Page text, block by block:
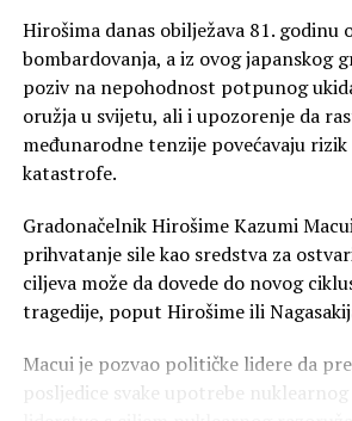
Na meti “turizam radi porođaja”
Posebnu pažnju privukla je uredba
administracija želi da pooštri borbu
strankinje dolaze u SAD prvenstveno
bi njihovo dijete dobilo američko
Miller), jedan od glavnih kreatora
politike, predstavio je novu uredbu
“turizma radi porođaja”.
Međutim, takva praksa već je
viznim pravilima. Američki propisi
odbijanje turističke vize kada
Hirošima danas obilježava 81. godinu
bombardovanja, a iz ovog japanskog
poziv na nepohodnost potpunog
oružja u svijetu, ali i upozorenje da
međunarodne tenzije povećavaju
katastrofe.
Gradonačelnik Hirošime Kazumi
prihvatanje sile kao sredstva za
ciljeva može da dovede do novog
tragedije, poput Hirošime ili
Macui je pozvao političke lidere da
posljedice svake upotrebe